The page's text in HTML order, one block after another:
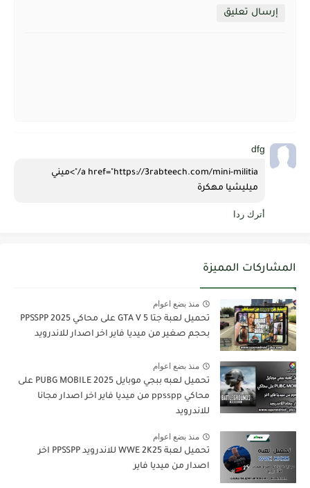
إرسال تعليق
dfg
ميليشيا مهكرة
أترك ردا
المشاركات المميزة
منذ بضع اعوام
تحميل لعبة جتا 5 GTA V على محاكي PPSSPP 2025
بحجم صغير من ميديا فاير اخر اصدار للاندرويد
منذ بضع اعوام
تحميل لعبه ببجي موبايل PUBG MOBILE 2025 على
محاكي ppsspp من ميديا فاير اخر اصدار مجانا
للاندرويد
منذ بضع اعوام
تحميل لعبة WWE 2K25 للاندرويد PPSSPP اخر
اصدار من ميديا فاير